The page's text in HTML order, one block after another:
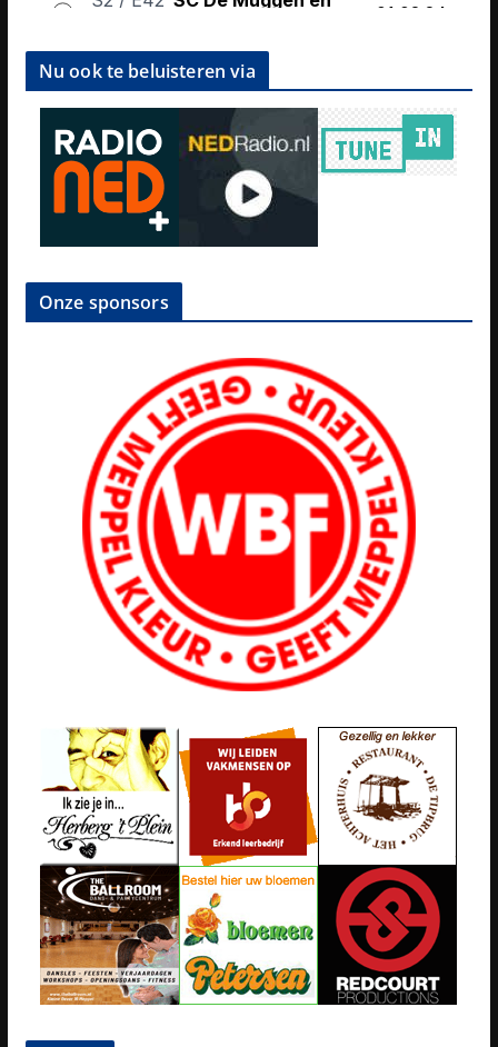
Nu ook te beluisteren via
Onze sponsors